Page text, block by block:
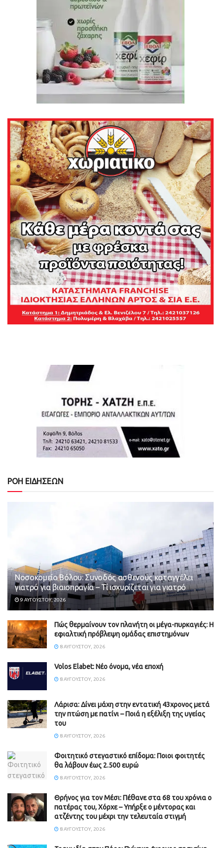
ΡΟΗ ΕΙΔΗΣΕΩΝ
Νοσοκομείο Βόλου: Συνοδός ασθενούς καταγγέλει
γιατρό για βιαιοπραγία – Τί ισχυρίζεται για γιατρό
9 ΑΥΓΟΎΣΤΟΥ, 2026
Πώς θερμαίνουν τον πλανήτη οι μέγα-πυρκαγιές: Η
εφιαλτική πρόβλεψη ομάδας επιστημόνων
8 ΑΥΓΟΎΣΤΟΥ, 2026
Volos Elabet: Νέο όνομα, νέα εποχή
8 ΑΥΓΟΎΣΤΟΥ, 2026
Λάρισα: Δίνει μάχη στην εντατική 43χρονος μετά
την πτώση με πατίνι – Ποιά η εξέλιξη της υγείας
του
8 ΑΥΓΟΎΣΤΟΥ, 2026
Φοιτητικό στεγαστικό επίδομα: Ποιοι φοιτητές
θα λάβουν έως 2.500 ευρώ
8 ΑΥΓΟΎΣΤΟΥ, 2026
Θρήνος για τον Μέσι: Πέθανε στα 68 του χρόνια ο
πατέρας του, Χόρχε – Υπήρξε ο μέντορας και
ατζέντης του μέχρι την τελευταία στιγμή
8 ΑΥΓΟΎΣΤΟΥ, 2026